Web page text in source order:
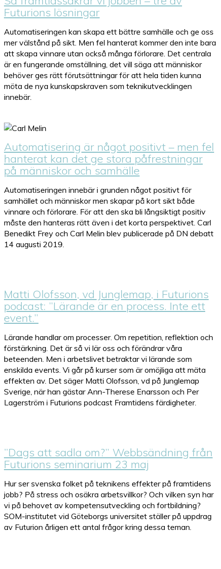
Futurions lösningar
Automatiseringen kan skapa ett bättre samhälle och ge oss
mer välstånd på sikt. Men fel hanterat kommer den inte bara
att skapa vinnare utan också många förlorare. Det centrala
är en fungerande omställning, det vill säga att människor
behöver ges rätt förutsättningar för att hela tiden kunna
möta de nya kunskapskraven som teknikutvecklingen
innebär.
Automatisering är något positivt – men fel
hanterat kan det ge stora påfrestningar
på människor och samhälle
Automatiseringen innebär i grunden något positivt för
samhället och människor men skapar på kort sikt både
vinnare och förlorare. För att den ska bli långsiktigt positiv
måste den hanteras rätt även i det korta perspektivet. Carl
Benedikt Frey och Carl Melin blev publicerade på DN debatt
14 augusti 2019.
Matti Olofsson, vd Junglemap, i Futurions
podcast: ”Lärande är en process. Inte ett
event.”
Lärande handlar om processer. Om repetition, reflektion och
förstärkning. Det är så vi lär oss och förändrar våra
beteenden. Men i arbetslivet betraktar vi lärande som
enskilda events. Vi går på kurser som är omöjliga att mäta
effekten av. Det säger Matti Olofsson, vd på Junglemap
Sverige, när han gästar Ann-Therese Enarsson och Per
Lagerström i Futurions podcast Framtidens färdigheter.
”Dags att sadla om?” Webbsändning från
Futurions seminarium 23 maj
Hur ser svenska folket på teknikens effekter på framtidens
jobb? På stress och osäkra arbetsvillkor? Och vilken syn har
vi på behovet av kompetensutveckling och fortbildning?
SOM-institutet vid Göteborgs universitet ställer på uppdrag
av Futurion årligen ett antal frågor kring dessa teman.